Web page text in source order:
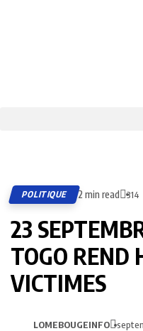
POLITIQUE 2 min read 314
23
TOGO REND
VICTIMES
LOMEBOUGEINFO